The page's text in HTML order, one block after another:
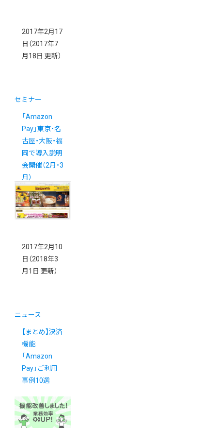
2017年2月17
日 （2017年7
月18日 更新）
セミナー
「Amazon
Pay」東京・名
古屋・大阪・福
岡で導入説明
会開催（2月・3
月）
2017年2月10
日 （2018年3
月1日 更新）
ニュース
【まとめ】決済
機能
「Amazon
Pay」ご利用
事例10選